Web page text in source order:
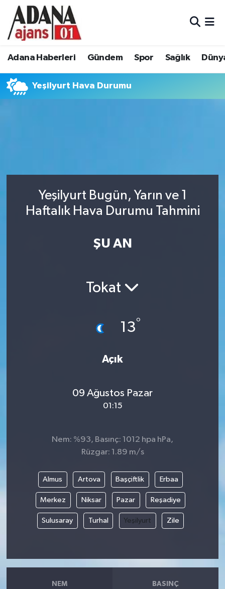
Adana Haberleri Gündem Spor Sağlık
Yeşilyurt Hava Durumu
Yeşilyurt Bugün, Yarın ve 1
Haftalık Hava Durumu Tahmini
ŞU AN
Tokat
13°
Açık
09 Ağustos Pazar
01:15
Nem: %93, Basınç: 1012 hpa hPa,
Rüzgar: 1.89 m/s
Almus Artova Başçiftlik Erbaa
Merkez Niksar Pazar Reşadiye
Sulusaray Turhal Yeşilyurt Zile
NEM BASINÇ
Adana Haberleri
Spor
Siyaset
Ekonomi
Adana Nöbetçi Eczaneler
Adana Namaz Vakitleri
Son Dakika Haberleri
Haber Arşivi